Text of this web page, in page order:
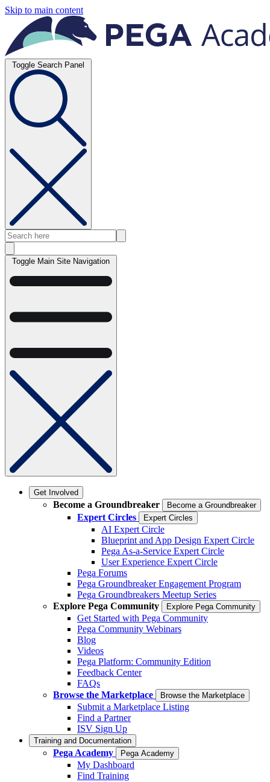
Skip to main content
Toggle Search Panel
Toggle Main Site Navigation
Get Involved
Become a Groundbreaker Become a Groundbreaker
Expert Circles Expert Circles
AI Expert Circle
Blueprint and App Design Expert Circle
Pega As-a-Service Expert Circle
User Experience Expert Circle
Pega Forums
Pega Groundbreaker Engagement Program
Pega Groundbreakers Meetup Series
Explore Pega Community
Explore Pega Community
Get Started with Pega Community
Pega Community Webinars
Blog
Videos
Pega Platform: Community Edition
Feedback Center
FAQs
Browse the Marketplace
Browse the Marketplace
Submit a Marketplace Listing
Find a Partner
ISV Sign Up
Training and Documentation
Pega Academy Pega Academy
My Dashboard
Find Training